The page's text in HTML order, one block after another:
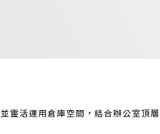
靈活運用倉庫空間，結合辦公室頂